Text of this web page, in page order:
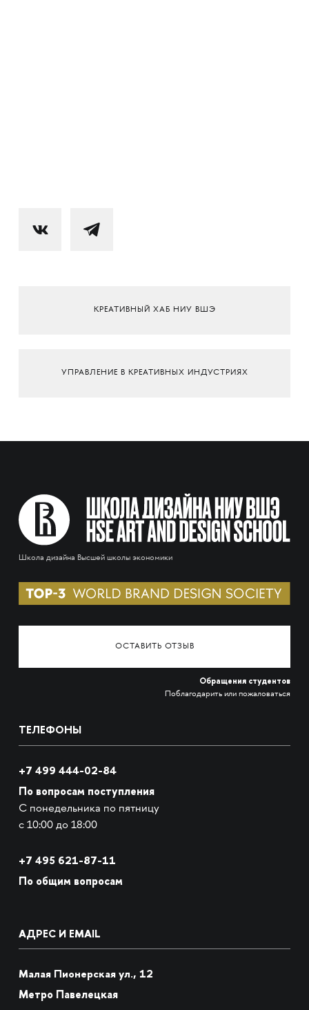
КРЕАТИВНЫЙ ХАБ НИУ ВШЭ
УПРАВЛЕНИЕ В КРЕАТИВНЫХ ИНДУСТРИЯХ
Школа дизайна Высшей школы экономики
ОСТАВИТЬ ОТЗЫВ
Обращения студентов
Поблагодарить или пожаловаться
ТЕЛЕФОНЫ
+7 499 444-02-84
По вопросам поступления
С понедельника по пятницу
с 10:00 до 18:00
+7 495 621-87-11
По общим вопросам
АДРЕС И EMAIL
Малая Пионерская ул., 12
Метро Павелецкая